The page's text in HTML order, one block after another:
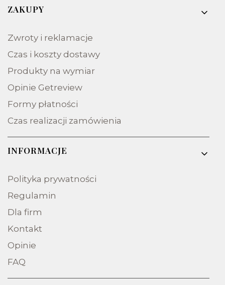
Linki w stopce
ZAKUPY
Zwroty i reklamacje
Czas i koszty dostawy
Produkty na wymiar
Opinie Getreview
Formy płatności
Czas realizacji zamówienia
INFORMACJE
Polityka prywatności
Regulamin
Dla firm
Kontakt
Opinie
FAQ